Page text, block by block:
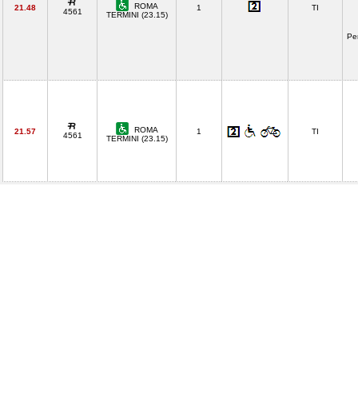
21.48 4561
ROMA
TERMINI (23.15)
1 TI
21.57 4561
ROMA
TERMINI (23.15)
1 TI